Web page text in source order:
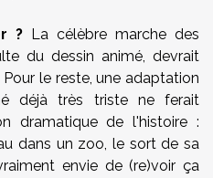
? La célèbre marche des
du dessin animé, devrait
le reste, une adaptation
déjà très triste ne ferait
dramatique de l'histoire :
dans un zoo, le sort de sa
envie de (re)voir ça